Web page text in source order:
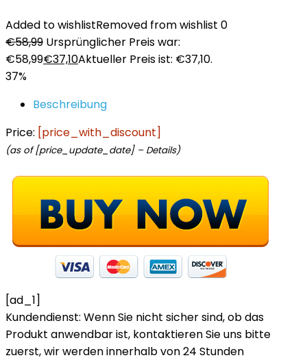
Added to wishlistRemoved from wishlist 0
€58,99 Ursprünglicher Preis war:
€58,99€37,10Aktueller Preis ist: €37,10.
37%
Beschreibung
Price: [price_with_discount]
(as of [price_update_date] – Details)
[ad_1]
Kundendienst: Wenn Sie nicht sicher sind, ob das
Produkt anwendbar ist, kontaktieren Sie uns bitte
zuerst, wir werden innerhalb von 24 Stunden